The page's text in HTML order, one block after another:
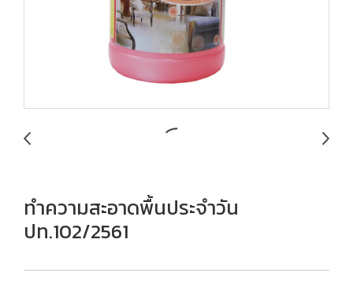
ทำความสะอาดพื้นประจำวัน
ปท.102/2561